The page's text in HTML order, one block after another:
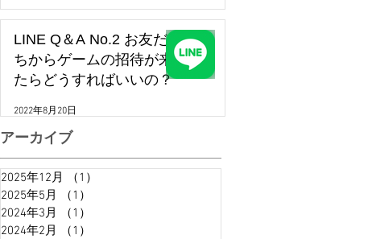
LINE Q＆A No.2 お友だ
ちからゲームの招待が来
たらどうすればいいの？
2022年8月20日
アーカイブ
2025年12月 （1）
2025年5月
（1）
2024年3月
（1）
2024年2月
（1）